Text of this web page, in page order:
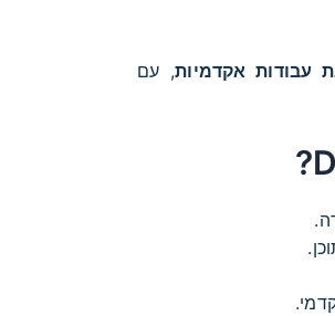
עבודות אקדמיות, עם